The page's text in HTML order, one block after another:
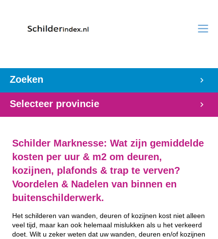
Zoeken
Selecteer provincie
Schilder Marknesse: Wat zijn gemiddelde
kosten per uur & m2 om deuren,
kozijnen, plafonds & trap te verven?
Voordelen & Nadelen van binnen en
buitenschilderwerk.
Het schilderen van wanden, deuren of kozijnen kost niet alleen
veel tijd, maar kan ook helemaal mislukken als u het verkeerd
doet. Wilt u zeker weten dat uw wanden, deuren en/of kozijnen